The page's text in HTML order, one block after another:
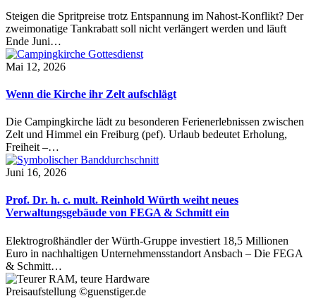
Steigen die Spritpreise trotz Entspannung im Nahost-Konflikt? Der
zweimonatige Tankrabatt soll nicht verlängert werden und läuft
Ende Juni…
Mai 12, 2026
Wenn die Kirche ihr Zelt aufschlägt
Die Campingkirche lädt zu besonderen Ferienerlebnissen zwischen
Zelt und Himmel ein Freiburg (pef). Urlaub bedeutet Erholung,
Freiheit –…
Juni 16, 2026
Prof. Dr. h. c. mult. Reinhold Würth weiht neues
Verwaltungsgebäude von FEGA & Schmitt ein
Elektrogroßhändler der Würth-Gruppe investiert 18,5 Millionen
Euro in nachhaltigen Unternehmensstandort Ansbach – Die FEGA
& Schmitt…
Preisaufstellung ©guenstiger.de